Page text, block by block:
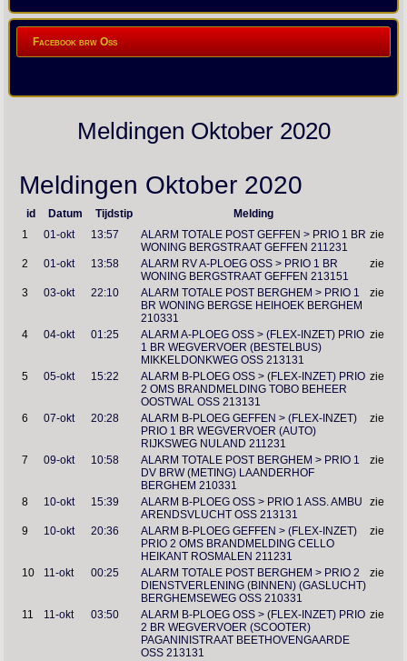
Facebook brw Oss
Meldingen Oktober 2020
Meldingen Oktober 2020
id Datum Tijdstip
Melding
1
01-okt 13:57
ALARM TOTALE POST GEFFEN > PRIO 1 BR
WONING BERGSTRAAT GEFFEN 211231
zie
2 01-okt 13:58
ALARM RV A-PLOEG OSS > PRIO 1 BR
WONING BERGSTRAAT GEFFEN 213151
zie
3 03-okt 22:10
ALARM TOTALE POST BERGHEM > PRIO 1
BR WONING BERGSE HEIHOEK BERGHEM
210331
zie
4 04-okt 01:25
ALARM A-PLOEG OSS > (FLEX-INZET) PRIO
1 BR WEGVERVOER (BESTELBUS)
MIKKELDONKWEG OSS 213131
zie
5 05-okt 15:22
ALARM B-PLOEG OSS > (FLEX-INZET) PRIO
2 OMS BRANDMELDING TOBO BEHEER
OOSTWAL OSS 213131
zie
6 07-okt 20:28
ALARM B-PLOEG GEFFEN > (FLEX-INZET)
PRIO 1 BR WEGVERVOER (AUTO)
RIJKSWEG NULAND 211231
zie
7 09-okt 10:58
ALARM TOTALE POST BERGHEM > PRIO 1
DV BRW (METING) LAANDERHOF
BERGHEM 210331
zie
8 10-okt 15:39
ALARM B-PLOEG OSS > PRIO 1 ASS. AMBU
ARENDSVLUCHT OSS 213131
zie
9 10-okt 20:36
ALARM B-PLOEG GEFFEN > (FLEX-INZET)
PRIO 2 OMS BRANDMELDING CELLO
HEIKANT ROSMALEN 211231
zie
10 11-okt 00:25
ALARM TOTALE POST BERGHEM > PRIO 2
DIENSTVERLENING (BINNEN) (GASLUCHT)
BERGHEMSEWEG OSS 210331
zie
11 11-okt 03:50
ALARM B-PLOEG OSS > (FLEX-INZET) PRIO
2 BR WEGVERVOER (SCOOTER)
PAGANINISTRAAT BEETHOVENGAARDE
OSS 213131
zie